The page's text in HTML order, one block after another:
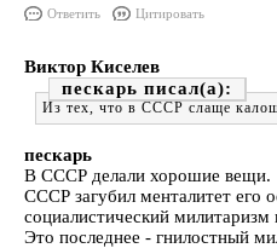
Ответить Цитировать
Виктор Киселев
пескарь
Из тех, что в СССР слаще
пескарь
В СССР делали хорошие вещи.
СССР загубил менталитет его
социалистический
Это последнее - гнилостный